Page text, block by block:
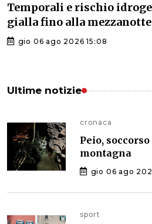
Temporali e rischio
gialla fino alla
gio 06 ago 2026 15:08
Ultime notizie
cronaca
Peio,
montagna
gio 06 ago
sport